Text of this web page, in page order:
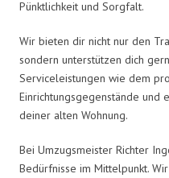
Pünktlichkeit und Sorgfalt.
Wir bieten dir nicht nur den
sondern unterstützen dich
Serviceleistungen wie dem
Einrichtungsgegenstände und
deiner alten Wohnung.
Bei Umzugsmeister Richter
Bedürfnisse im Mittelpunkt.